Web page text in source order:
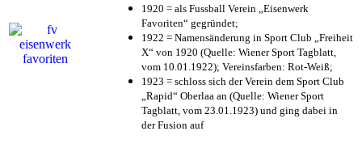
1920 = als Fussball Verein „Eisenwerk
Favoriten“ gegründet;
1922 = Namensänderung in Sport Club „Freiheit
X“ von 1920 (Quelle: Wiener Sport Tagblatt,
vom 10.01.1922); Vereinsfarben: Rot-Weiß;
1923 = schloss sich der Verein dem Sport Club
„Rapid“ Oberlaa an (Quelle: Wiener Sport
Tagblatt, vom 23.01.1923) und ging dabei in
der Fusion auf